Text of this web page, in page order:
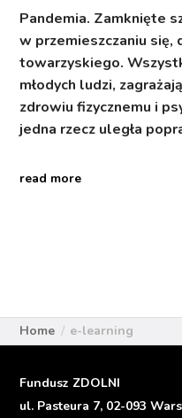
Pandemia. Zamknięte
w przemieszczaniu się,
towarzyskiego.
młodych ludzi,
zdrowiu fizycznemu i
jedna rzecz uległa
read more
Home e-learning
Fundusz ZDOLNI
ul. Pasteura 7, 02-093